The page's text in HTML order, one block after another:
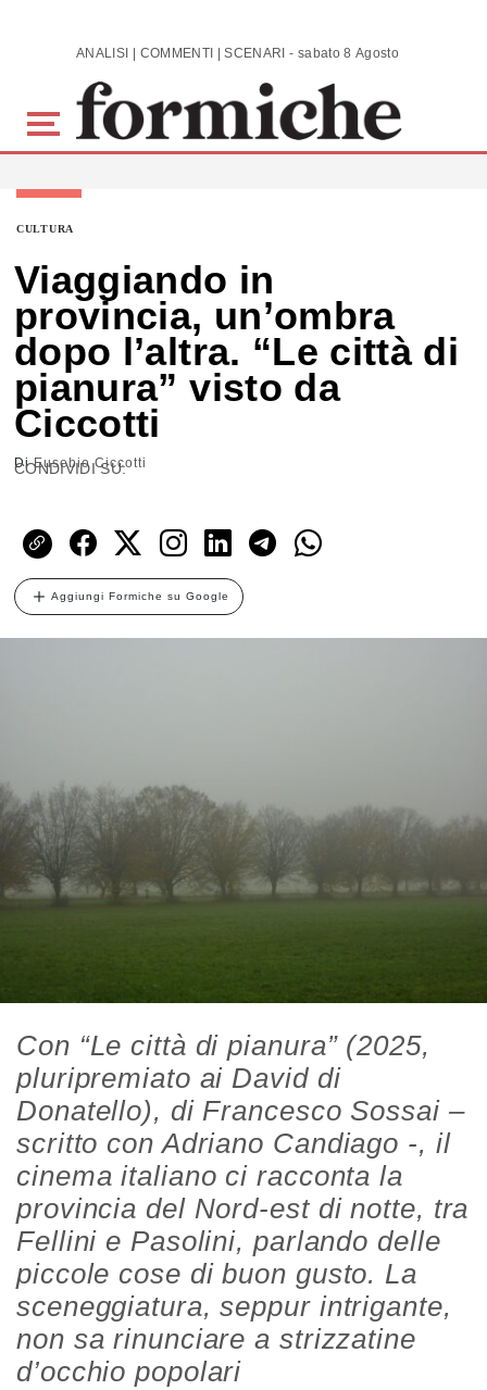
Skip to main content ANALISI | COMMENTI | SCENARI - sabato 8 Agosto 2026
CULTURA
Viaggiando in
provincia, un’ombra
dopo l’altra. “Le città di
pianura” visto da
Ciccotti
DiEusebio Ciccotti
CONDIVIDI SU:
Aggiungi Formiche su Google
Con “Le città di pianura” (2025,
pluripremiato ai David di
Donatello), di Francesco Sossai –
scritto con Adriano Candiago -, il
cinema italiano ci racconta la
provincia del Nord-est di notte, tra
Fellini e Pasolini, parlando delle
piccole cose di buon gusto. La
sceneggiatura, seppur intrigante,
non sa rinunciare a strizzatine
d’occhio popolari